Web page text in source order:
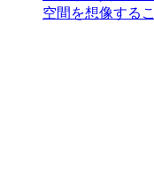
空間を想像する